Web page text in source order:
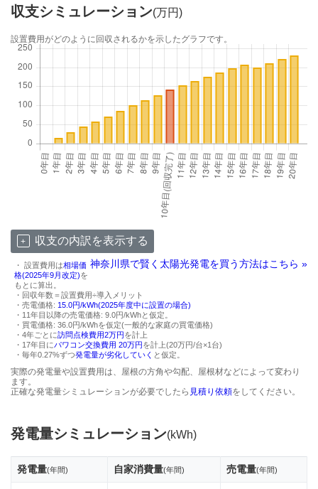
収支シミュレーション(万円)
設置費用がどのように回収されるかを示したグラフです。
収支の内訳を表示する
神奈川県で賢く太陽光発電を買う方法はこちら »
・ 設置費用は相場価
格(2025年9月改定)を
もとに算出。
・回収年数＝設置費用÷導入メリット
・売電価格: 15.0円/kWh(2025年度中に設置の場合)
・11年目以降の売電価格: 9.0円/kWhと仮定。
・買電価格: 36.0円/kWhを仮定(一般的な家庭の買電価格)
・4年ごとに訪問点検費用2万円を計上
・17年目にパワコン交換費用 20万円を計上(20万円/台×1台)
・毎年0.27%ずつ発電量が劣化していく と仮定。
実際の発電量や設置費用は、屋根の方角や勾配、屋根材などによって変わり
ます。
正確な発電量シミュレーションが必要でしたら 見積り依頼をしてください。
発電量シミュレーション(kWh)
発電量(年間) 自家消費量(年間) 売電量(年間)